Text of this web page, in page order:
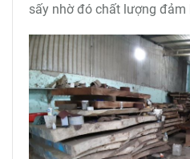
sấy nhờ đó chất lượng đảm